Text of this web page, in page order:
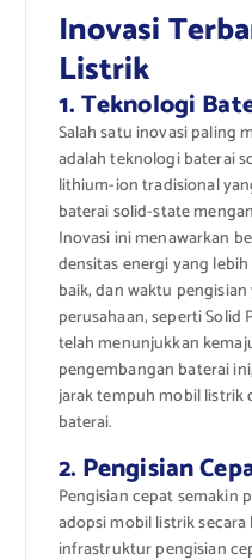
Inovasi
Listrik
1. Teknologi
Salah satu inovasi paling
adalah teknologi baterai
lithium-ion tradisional
baterai solid-state
Inovasi ini menawarkan
densitas energi yang
baik, dan waktu
perusahaan, seperti Solid
telah menunjukkan
pengembangan baterai
jarak tempuh mobil listrik
baterai.
2. Pengisian
Pengisian cepat
adopsi mobil listrik
infrastruktur pengisian